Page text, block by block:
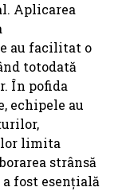
Aplicarea
au facilitat o
totodată
În pofida
echipele au
limita
strânsă
fost esențială